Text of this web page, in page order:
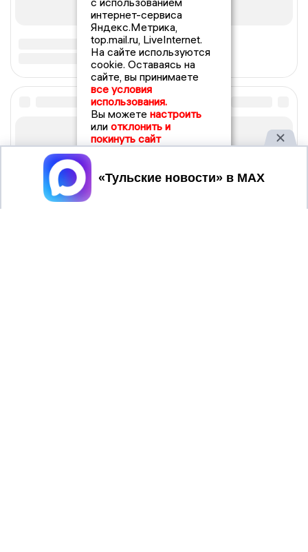
интернет-сервиса
Яндекс.Метрика,
top.mail.ru, LiveInternet.
На сайте используются
cookie. Оставаясь на
сайте, вы принимаете
все условия
использования.
Вы можете настроить
или отклонить и
покинуть сайт
Принять